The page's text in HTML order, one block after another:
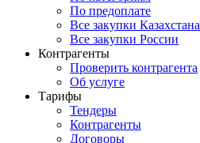
По предоплате
Все закупки Казахстана
Все закупки России
Контрагенты
Проверить контрагента
Об услуге
Тарифы
Тендеры
Контрагенты
Договоры